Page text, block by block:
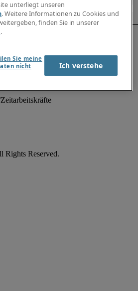
unterliegt unseren
. Weitere Informationen zu Cookies und
finden Sie in unserer
.
Sie meine
nicht
Ich verstehe